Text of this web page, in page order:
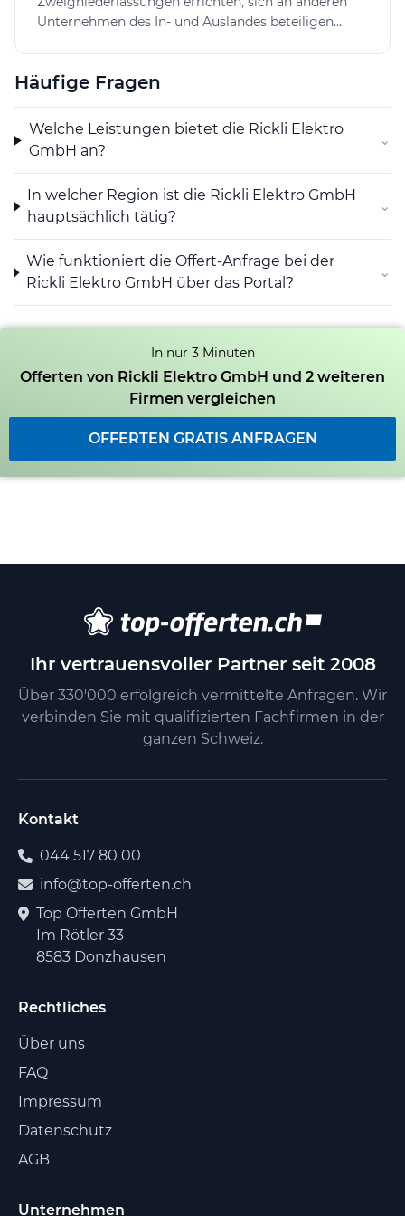
Unternehmen des In- und Auslandes beteiligen
Häufige Fragen
Welche Leistungen bietet die Rickli Elektro
GmbH an?
⌄
In welcher Region ist die Rickli Elektro GmbH
hauptsächlich tätig?
⌄
Wie funktioniert die Offert-Anfrage bei der
Rickli Elektro GmbH über das Portal?
⌄
In nur 3 Minuten
Offerten von Rickli Elektro GmbH und 2 weiteren
Firmen vergleichen
OFFERTEN GRATIS ANFRAGEN
Ihr vertrauensvoller Partner seit 2008
Über 330'000 erfolgreich vermittelte Anfragen. Wir
verbinden Sie mit qualifizierten Fachfirmen in der
ganzen Schweiz.
Kontakt
044 517 80 00
info@top-offerten.ch
Top Offerten GmbH
Im Rötler 33
8583 Donzhausen
Rechtliches
Über uns
FAQ
Impressum
Datenschutz
AGB
Unternehmen